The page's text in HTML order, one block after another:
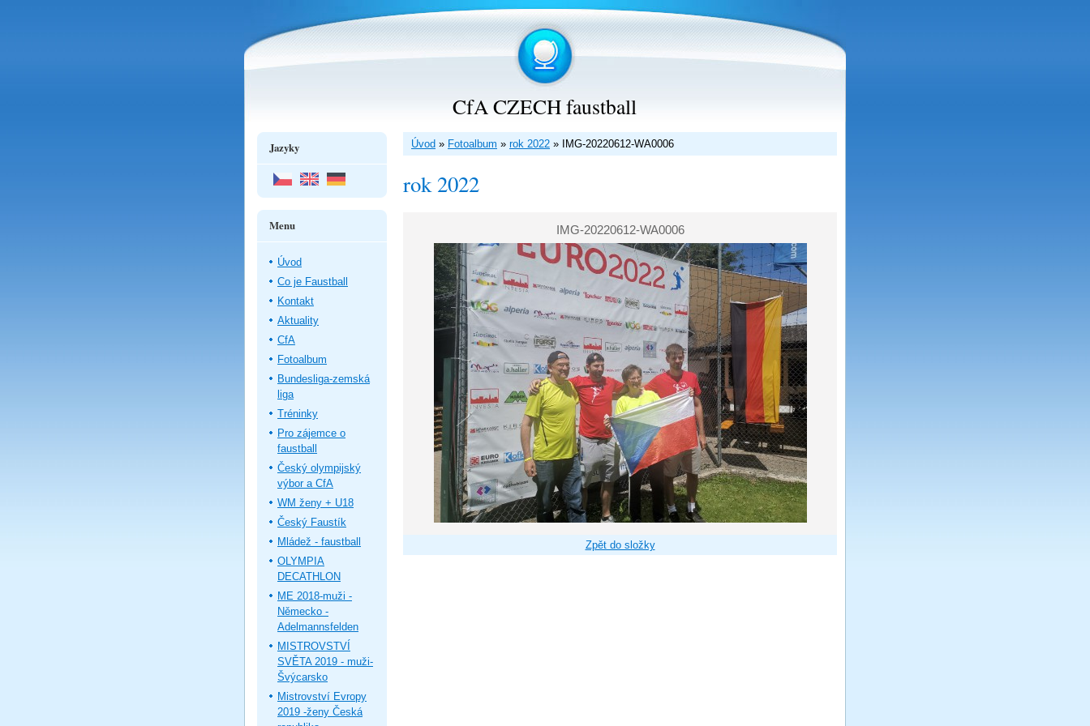
CfA CZECH faustball
Úvod » Fotoalbum » rok 2022 » IMG-20220612-WA0006
rok 2022
IMG-20220612-WA0006
Zpět do složky
Jazyky
Menu
Úvod
Co je Faustball
Kontakt
Aktuality
CfA
Fotoalbum
Bundesliga-zemská
liga
Tréninky
Pro zájemce o
faustball
Český olympijský
výbor a CfA
WM ženy + U18
Český Faustík
Mládež - faustball
OLYMPIA
DECATHLON
ME 2018-muži -
Německo -
Adelmannsfelden
MISTROVSTVÍ
SVĚTA 2019 - muži-
Švýcarsko
Mistrovství Evropy
2019 -ženy Česká